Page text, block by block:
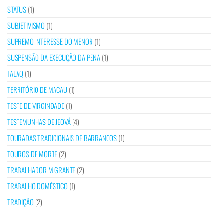
STATUS(1)
SUBJETIVISMO (1)
SUPREMO INTERESSE DO MENOR (1)
SUSPENSÃO DA EXECUÇÃO DA PENA(1)
TALAQ(1)
TERRITÓRIO DE MACAU(1)
TESTE DE VIRGINDADE(1)
TESTEMUNHAS DE JEOVÁ(4)
TOURADAS TRADICIONAIS DE BARRANCOS(1)
TOUROS DE MORTE(2)
TRABALHADOR MIGRANTE(2)
TRABALHO DOMÉSTICO (1)
TRADIÇÃO (2)